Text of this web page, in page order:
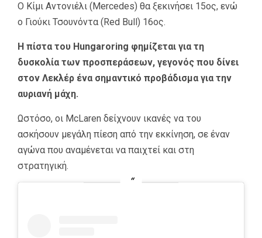
Ο Κίμι Αντονιέλι (Mercedes) θα ξεκινήσει 15ος, ενώ
ο Γιούκι Τσουνόντα (Red Bull) 16ος.
Η πίστα του Hungaroring φημίζεται για τη
δυσκολία των προσπεράσεων, γεγονός που δίνει
στον Λεκλέρ ένα σημαντικό προβάδισμα για την
αυριανή μάχη.
Ωστόσο, οι McLaren δείχνουν ικανές να του
ασκήσουν μεγάλη πίεση από την εκκίνηση, σε έναν
αγώνα που αναμένεται να παιχτεί και στη
στρατηγική.